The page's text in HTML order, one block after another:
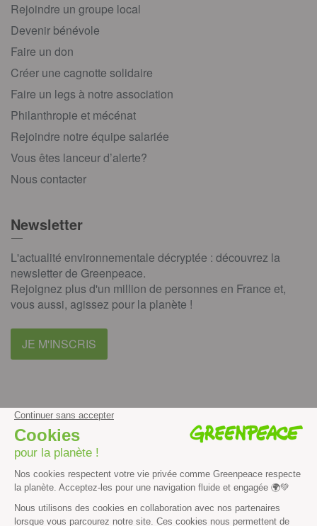
Rejoindre un groupe local
Devenir bénévole
Faire un don
Créer une cagnotte solidaire
Faire un legs à notre association
Philanthropie et mécénat
Rejoindre notre équipe salariée
Vous êtes lanceur d’alerte?
Nous contacter
Newsletter
L'actualité environnementale décryptée : découvrez la
newsletter de Greenpeace.
Rejoignez plus d'un million de personnes en France et,
vous aussi, agissez pour la planète !
JE M'INSCRIS
instagramyoutube
Contenus et propriété intellectuelle
Mentions légales
Politique de confidentialité